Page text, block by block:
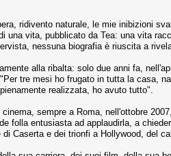
ridivento naturale, le mie inibizioni
una vita, pubblicato da Tea: una vita
nessuna biografia è riuscita a
alla ribalta: solo due anni fa,
tre mesi ho frugato in tutta la casa,
realizzata, ho avuto tutto".
sempre a Roma, nell'ottobre
folla entusiasta ad applaudirla, a
Caserta e dei trionfi a Hollywood, del